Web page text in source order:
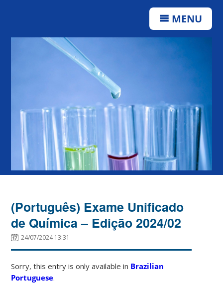
MENU
(Português) Exame Unificado
de Química – Edição 2024/02
24/07/2024 13:31
Sorry, this entry is only available in Brazilian
Portuguese.